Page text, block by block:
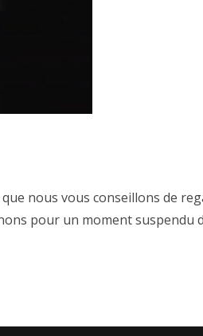
nous vous conseillons de
pour un moment suspendu